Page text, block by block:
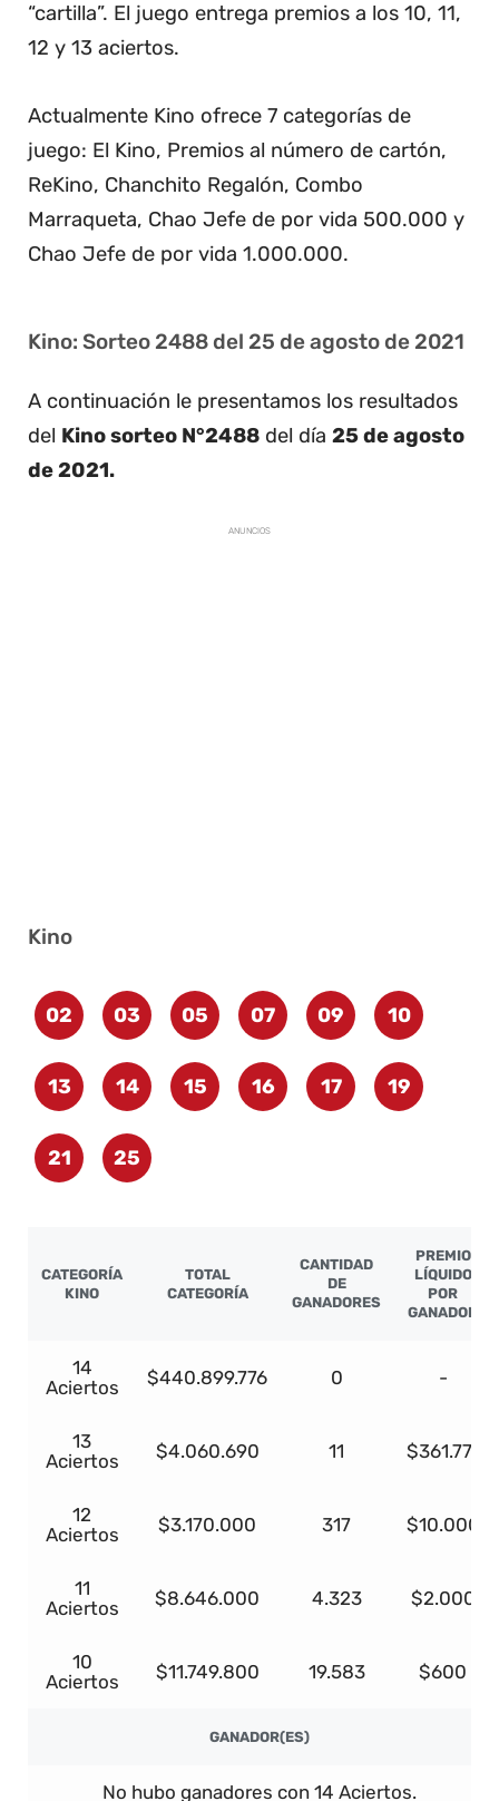
“cartilla”. El juego entrega premios a los 10, 11,
12 y 13 aciertos.
Actualmente Kino ofrece 7 categorías de
juego: El Kino, Premios al número de cartón,
ReKino, Chanchito Regalón, Combo
Marraqueta, Chao Jefe de por vida 500.000 y
Chao Jefe de por vida 1.000.000.
Kino: Sorteo 2488 del 25 de agosto de 2021
A continuación le presentamos los resultados
del Kino sorteo N°2488 del día 25 de agosto
de 2021.
ANUNCIOS
Kino
02 03 05 07 09 10
13 14 15 16 17 19
21 25
CATEGORÍA
KINO
TOTAL
CATEGORÍA
CANTIDAD
DE
GANADORES
PREMIO
LÍQUIDO
POR
GANADOR
14
Aciertos
$440.899.776 0 -
13
Aciertos
$4.060.690 11 $361.771
12
Aciertos
$3.170.000 317 $10.000
11
Aciertos
$8.646.000 4.323 $2.000
10
Aciertos
$11.749.800 19.583 $600
GANADOR(ES)
No hubo ganadores con 14 Aciertos.